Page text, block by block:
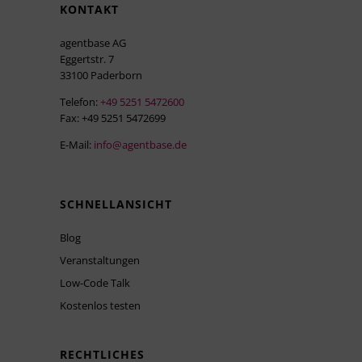
KONTAKT
agentbase AG
Eggertstr. 7
33100 Paderborn
Telefon: +49 5251 5472600
Fax: +49 5251 5472699
E-Mail: info@agentbase.de
SCHNELLANSICHT
Blog
Veranstaltungen
Low-Code Talk
Kostenlos testen
RECHTLICHES